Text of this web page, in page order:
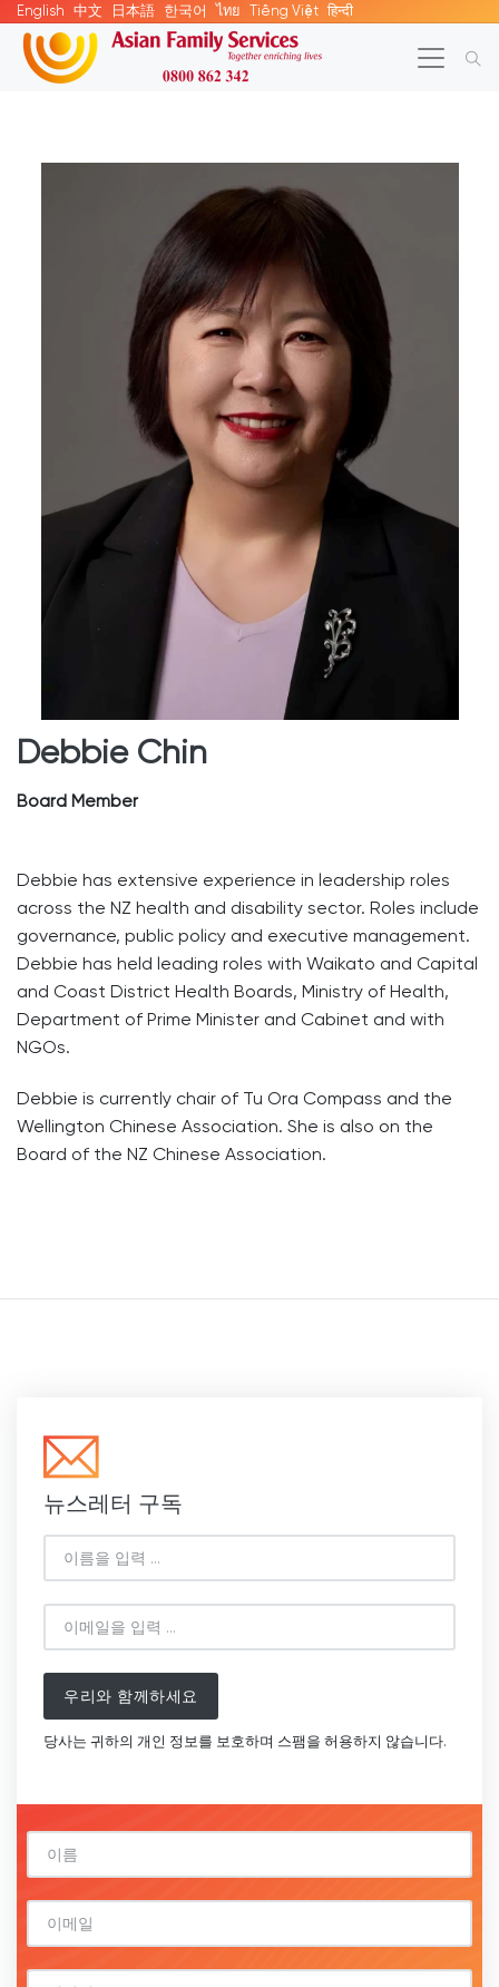
English 中文 日本語 한국어 ไทย Tiếng Việt हिन्दी
Debbie Chin
Board Member
Debbie has extensive experience in leadership roles
across the NZ health and disability sector. Roles include
governance, public policy and executive management.
Debbie has held leading roles with Waikato and Capital
and Coast District Health Boards, Ministry of Health,
Department of Prime Minister and Cabinet and with
NGOs.
Debbie is currently chair of Tu Ora Compass and the
Wellington Chinese Association. She is also on the
Board of the NZ Chinese Association.
뉴스레터 구독
우리와 함께하세요
당사는 귀하의 개인 정보를 보호하며 스팸을 허용하지 않습니다.